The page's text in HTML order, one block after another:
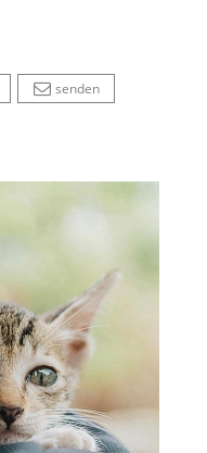
senden